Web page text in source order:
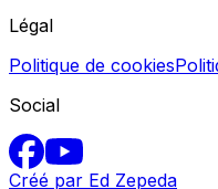
Légal
Politique de cookies
Social
Créé par Ed Zepeda